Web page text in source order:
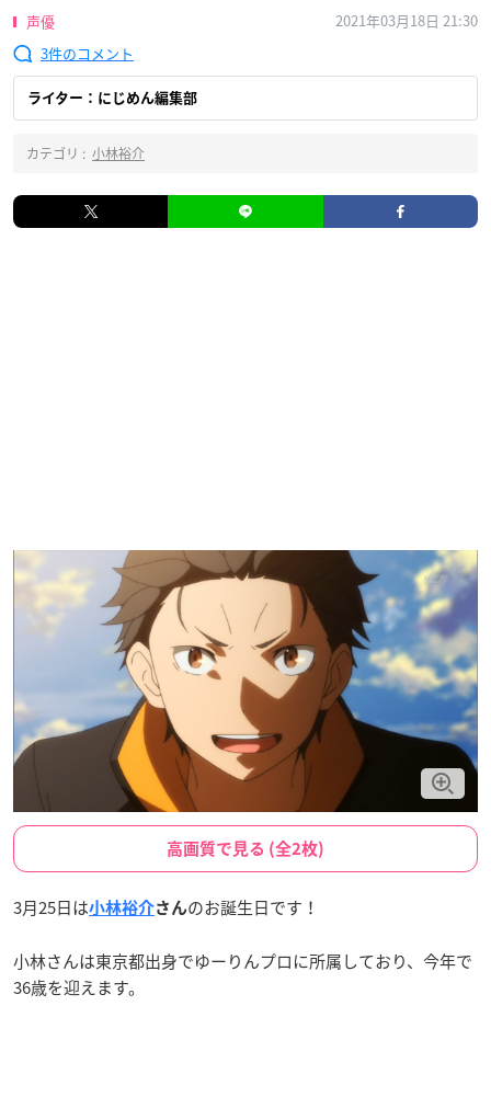
声優
2021年03月18日 21:30
3
ライター：にじめん編集部
カテゴリ : 小林裕介
高画質で見る (全2枚)
3月25日は小林裕介さんのお誕生日です！
小林さんは東京都出身でゆーりんプロに所属しており、今年で
36歳を迎えます。